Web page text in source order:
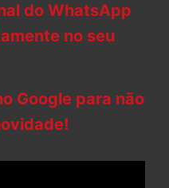
do WhatsApp
no seu
Google para não